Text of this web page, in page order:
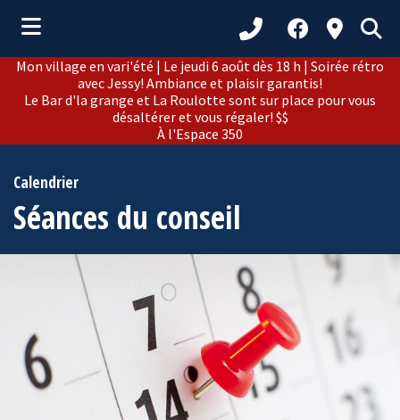
(Municipalité )
(Citoyens )
(Loisirs et culture )
(Développement )
(Tourisme )
Mon village en vari'été | Le jeudi 6 août dès 18 h | Soirée rétro
avec Jessy! Ambiance et plaisir garantis!
Le Bar d'la grange et La Roulotte sont sur place pour vous
désaltérer et vous régaler! $$
À l'Espace 350
Calendrier
Séances du conseil